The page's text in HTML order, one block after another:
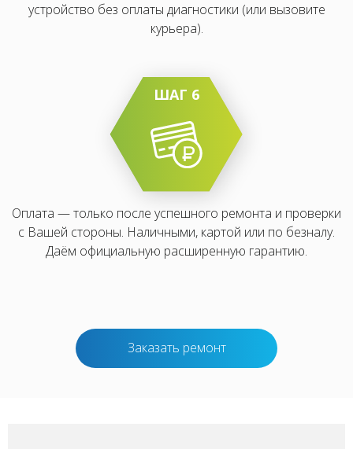
устройство без оплаты диагностики (или вызовите
курьера).
ШАГ 6
Оплата — только после успешного ремонта и проверки
с Вашей стороны. Наличными, картой или по безналу.
Даём официальную расширенную гарантию.
Заказать ремонт